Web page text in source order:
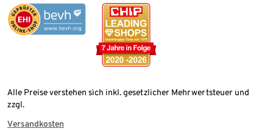
Alle Preise verstehen sich inkl. gesetzlicher Mehrwertsteuer und
zzgl.
Versandkosten